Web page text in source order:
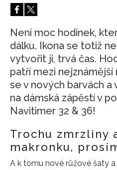
HOME
Není moc hodinek,
dálku. Ikona se totiž
vytvořit ji, trvá čas.
patří mezi
se v nových barvách
na dámská zápěstí v
Navitimer 32 & 36!
Trochu zmrzliny
makronku,
A k tomu nové růžové šaty